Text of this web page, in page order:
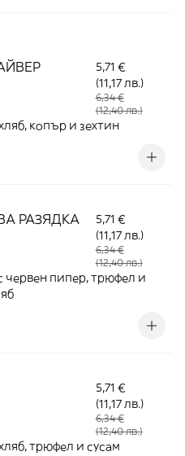
5,71 €
(11,17 лв.)
6,34 €
(12,40 лв.)
копър и зехтин
РАЗЯДКА
5,71 €
(11,17 лв.)
6,34 €
(12,40 лв.)
червен пипер, трюфел и
5,71 €
(11,17 лв.)
6,34 €
(12,40 лв.)
трюфел и сусам